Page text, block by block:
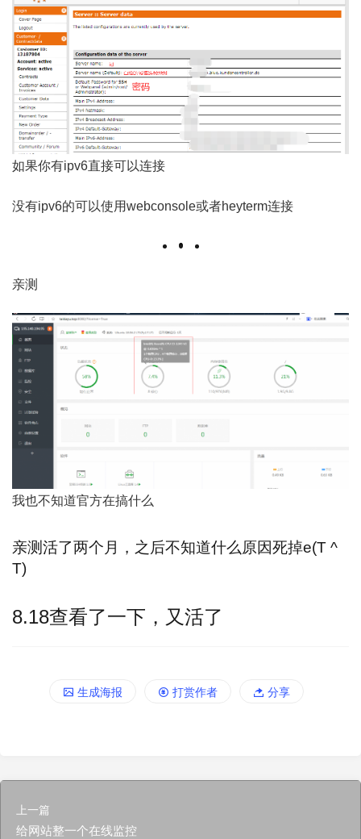
如果你有ipv6直接可以连接
没有ipv6的可以使用webconsole或者heyterm连接
亲测
我也不知道官方在搞什么
亲测活了两个月，之后不知道什么原因死掉e(T ^
T)
8.18查看了一下，又活了
生成海报 打赏作者 分享
上一篇
给网站整一个在线监控